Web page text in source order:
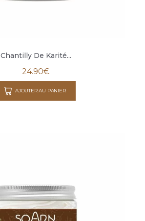
Chantilly De Karité...
24.90€
AJOUTER AU PANIER